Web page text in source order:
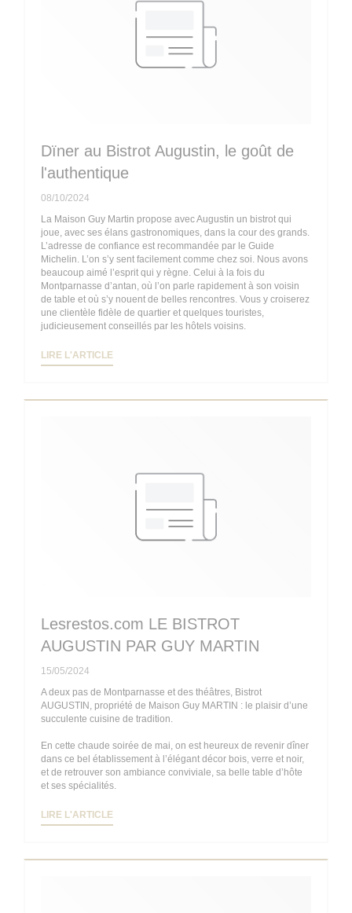
Dïner au Bistrot Augustin, le goût de
l'authentique
08/10/2024
La Maison Guy Martin propose avec Augustin un bistrot qui
joue, avec ses élans gastronomiques, dans la cour des grands.
L’adresse de confiance est recommandée par le Guide
Michelin. L’on s’y sent facilement comme chez soi. Nous avons
beaucoup aimé l’esprit qui y règne. Celui à la fois du
Montparnasse d’antan, où l’on parle rapidement à son voisin
de table et où s’y nouent de belles rencontres. Vous y croiserez
une clientèle fidèle de quartier et quelques touristes,
judicieusement conseillés par les hôtels voisins.
LIRE L'ARTICLE
Lesrestos.com LE BISTROT
AUGUSTIN PAR GUY MARTIN
15/05/2024
A deux pas de Montparnasse et des théâtres, Bistrot
AUGUSTIN, propriété de Maison Guy MARTIN : le plaisir d’une
succulente cuisine de tradition.
En cette chaude soirée de mai, on est heureux de revenir dîner
dans ce bel établissement à l’élégant décor bois, verre et noir,
et de retrouver son ambiance conviviale, sa belle table d’hôte
et ses spécialités.
LIRE L'ARTICLE